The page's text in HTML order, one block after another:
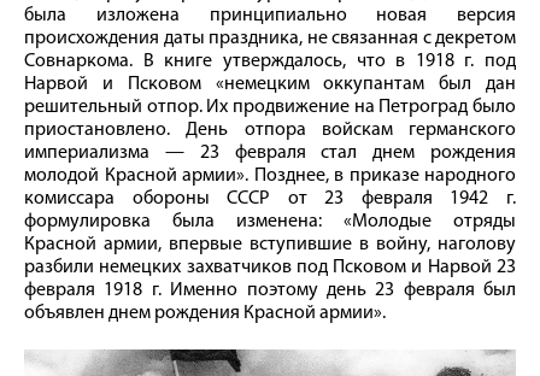
была изложена принципиально новая версия
происхождения даты праздника, не связанная с декретом
Совнаркома. В книге утверждалось, что в 1918 г. под
Нарвой и Псковом «немецким оккупантам был дан
решительный отпор. Их продвижение на Петроград было
приостановлено. День отпора войскам германского
империализма — 23 февраля стал днем рождения
молодой Красной армии». Позднее, в приказе народного
комиссара обороны СССР от 23 февраля 1942 г.
формулировка была изменена: «Молодые отряды
Красной армии, впервые вступившие в войну, наголову
разбили немецких захватчиков под Псковом и Нарвой 23
февраля 1918 г. Именно поэтому день 23 февраля был
объявлен днем рождения Красной армии».